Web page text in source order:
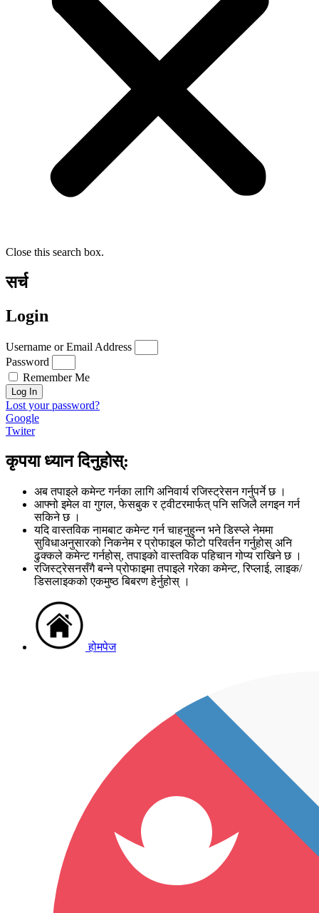
Close this search box.
सर्च
Login
Username or Email Address
Password
Remember Me
Log In
Lost your password?
Google
Twiter
कृपया ध्यान दिनुहोस्:
अब तपाइले कमेन्ट गर्नका लागि अनिवार्य रजिस्ट्रेसन गर्नुपर्ने छ ।
आफ्नो इमेल वा गुगल, फेसबुक र ट्वीटरमार्फत् पनि सजिलै लगइन गर्न
सकिने छ ।
यदि वास्तविक नामबाट कमेन्ट गर्न चाहनुहुन्न भने डिस्प्ले नेममा
सुविधाअनुसारको निकनेम र प्रोफाइल फोटो परिवर्तन गर्नुहोस् अनि
ढुक्कले कमेन्ट गर्नहोस्, तपाइको वास्तविक पहिचान गोप्य राखिने छ ।
रजिस्ट्रेसनसँगै बन्ने प्रोफाइमा तपाइले गरेका कमेन्ट, रिप्लाई, लाइक/
डिसलाइकको एकमुष्ठ बिबरण हेर्नुहोस् ।
होमपेज